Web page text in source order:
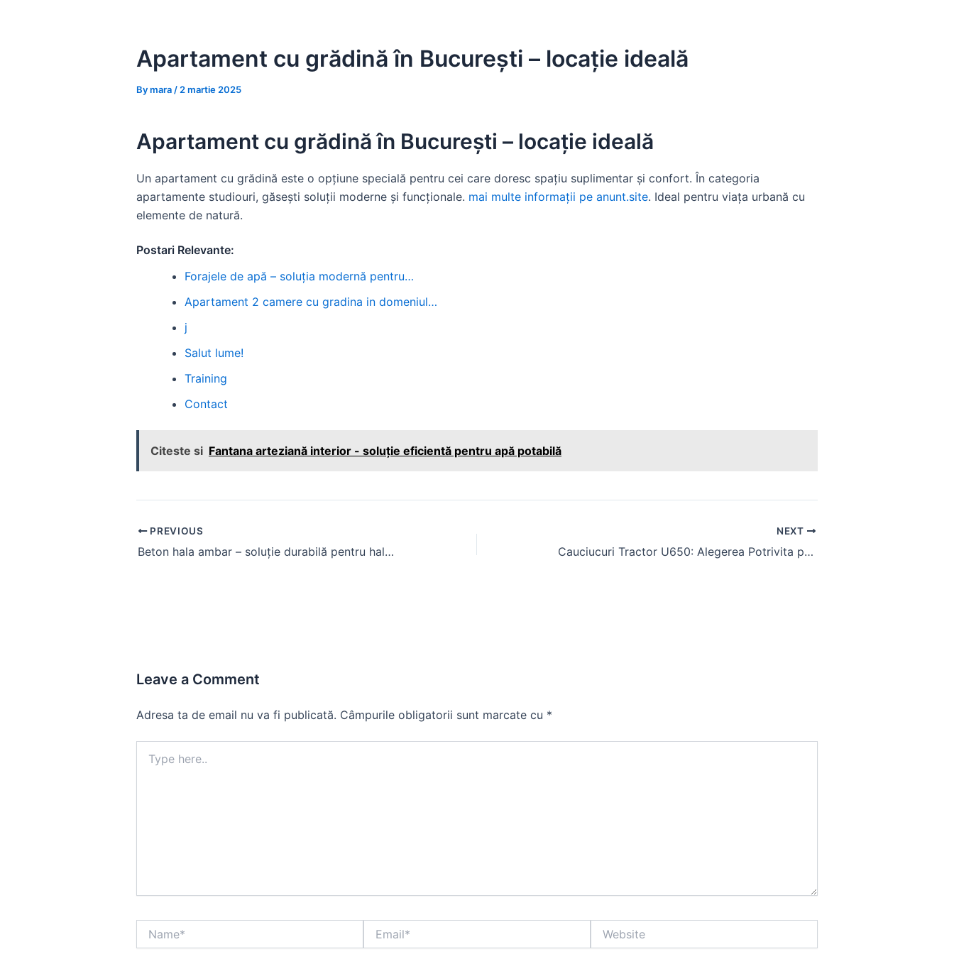
Apartament cu grădină în București – locație ideală
Bymara / 2 martie 2025
Apartament cu grădină în București – locație ideală
Un apartament cu grădină este o opțiune specială pentru cei care doresc spațiu suplimentar și confort. În categoria
apartamente studiouri, găsești soluții moderne și funcționale. mai multe informații pe anunt.site. Ideal pentru viața urbană cu
elemente de natură.
Postari Relevante:
Forajele de apă – soluția modernă pentru…
Apartament 2 camere cu gradina in domeniul…
j
Salut lume!
Training
Contact
Citeste si Fantana arteziană interior - soluție eficientă pentru apă potabilă
Post
navigation
PREVIOUS
Beton hala ambar – soluție durabilă pentru hale metalice
NEXT
Cauciucuri Tractor U650: Alegerea Potrivita pentru Tractoare
Leave a Comment
Adresa ta de email nu va fi publicată. Câmpurile obligatorii sunt marcate cu *
here..